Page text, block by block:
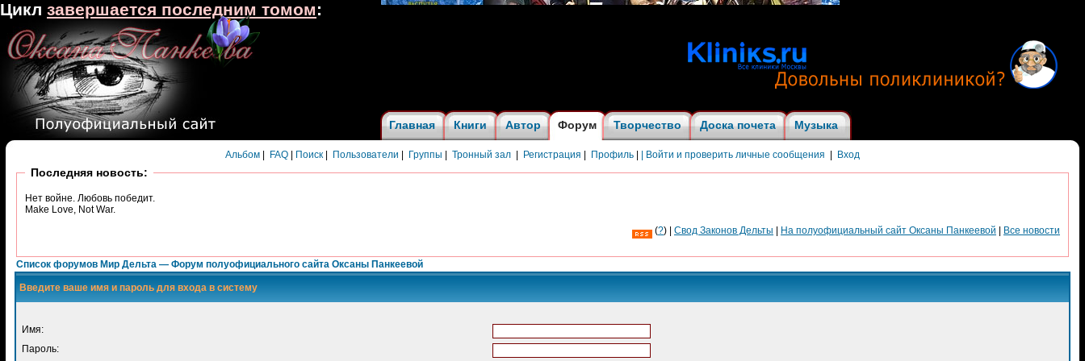
Главная Книги Автор Форум Творчество Доска почета Музыка
Альбом FAQ Поиск Пользователи Группы Тронный зал Регистрация Профиль | Войти и проверить личные сообщения Вход
Последняя новость:
Нет войне. Любовь победит.
Make Love, Not War.
(?) | Cвод Законов Дельты На полуофициальный сайт Оксаны Панкеевой Все новости
Список форумов Мир Дельта — Форум полуофициального сайта Оксаны Панкеевой
Введите ваше имя и пароль для входа в систему
Имя:
Пароль:
Цикл завершается последним томом: